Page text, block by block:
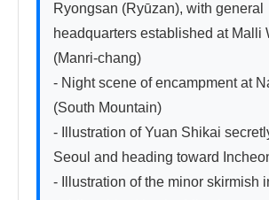
Ryongsan (Ryūzan), with general
headquarters established at Malli
(Manri-chang)
- Night scene of encampment at
(South Mountain)
- Illustration of Yuan Shikai
Seoul and heading toward
- Illustration of the minor skirmish